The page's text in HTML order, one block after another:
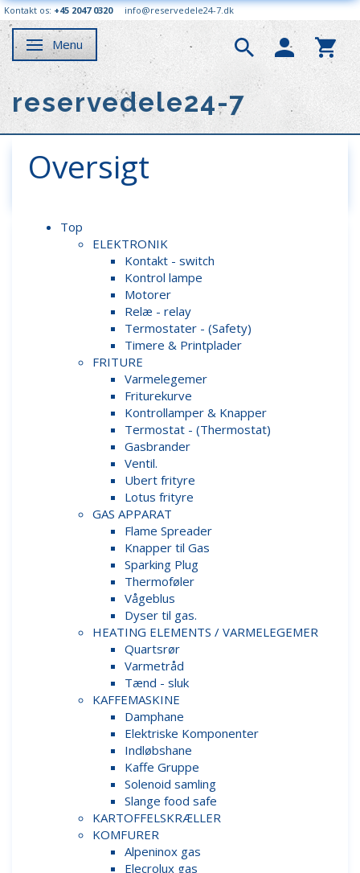
Kontakt os: +45 2047 0320 info@reservedele24-7.dk
Skifte navigation
Menu
reservedele24-7
Oversigt
Top
ELEKTRONIK
Kontakt - switch
Kontrol lampe
Motorer
Relæ - relay
Termostater - (Safety)
Timere & Printplader
FRITURE
Varmelegemer
Friturekurve
Kontrollamper & Knapper
Termostat - (Thermostat)
Gasbrander
Ventil.
Ubert frityre
Lotus frityre
GAS APPARAT
Flame Spreader
Knapper til Gas
Sparking Plug
Thermoføler
Vågeblus
Dyser til gas.
HEATING ELEMENTS / VARMELEGEMER
Quartsrør
Varmetråd
Tænd - sluk
KAFFEMASKINE
Damphane
Elektriske Komponenter
Indløbshane
Kaffe Gruppe
Solenoid samling
Slange food safe
KARTOFFELSKRÆLLER
KOMFURER
Alpeninox gas
Elecrolux gas